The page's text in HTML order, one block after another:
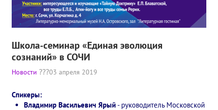
Школа-семинар «Единая эволюция
сознаний» в СОЧИ
Новости 03 апреля 2019
Спикеры:
Владимир Васильевич Ярый- руководитель Московской